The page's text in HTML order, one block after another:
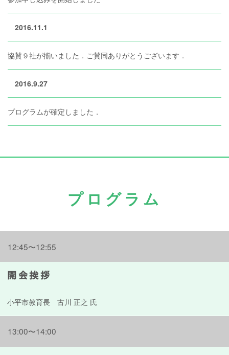
2016.11.1
協賛９社が揃いました．ご賛同ありがとうございます．
2016.9.27
プログラムが確定しました．
プログラム
12:45〜12:55
開会挨拶
小平市教育長 古川 正之 氏
13:00〜14:00